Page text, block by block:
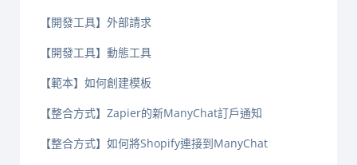
【開發工具】外部請求
【開發工具】動態工具
【範本】如何創建模板
【整合方式】Zapier的新ManyChat訂戶通知
【整合方式】如何將Shopify連接到ManyChat